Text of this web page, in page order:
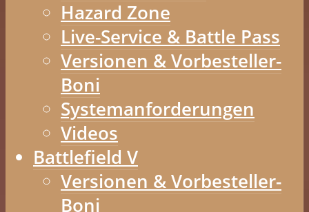
Hazard Zone
Live-Service & Battle Pass
Versionen & Vorbesteller-
Boni
Systemanforderungen
Videos
Battlefield V
Versionen & Vorbesteller-
Boni